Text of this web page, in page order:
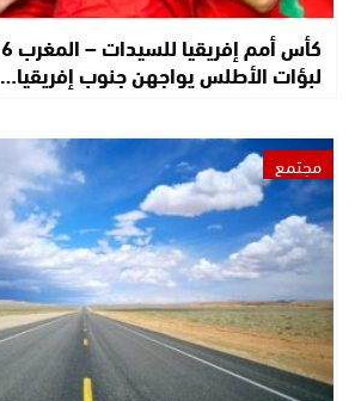
لبؤات الأطلس يواجهن جنوب إفريقيا…
مجتمع